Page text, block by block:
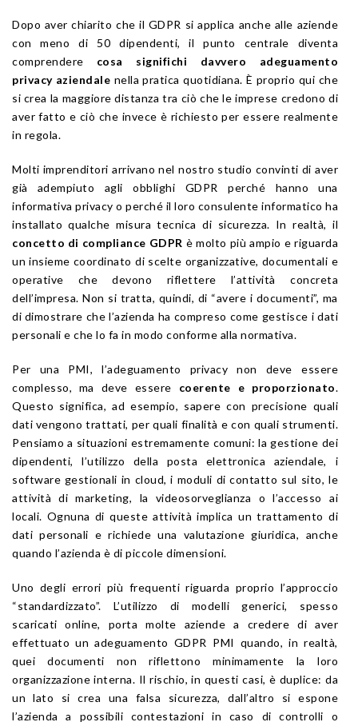
Dopo aver chiarito che il GDPR si applica anche alle aziende
con meno di 50 dipendenti, il punto centrale diventa
comprendere cosa significhi davvero adeguamento
privacy aziendale nella pratica quotidiana. È proprio qui che
si crea la maggiore distanza tra ciò che le imprese credono di
aver fatto e ciò che invece è richiesto per essere realmente
in regola.
Molti imprenditori arrivano nel nostro studio convinti di aver
già adempiuto agli obblighi GDPR perché hanno una
informativa privacy o perché il loro consulente informatico ha
installato qualche misura tecnica di sicurezza. In realtà, il
concetto di compliance GDPR è molto più ampio e riguarda
un insieme coordinato di scelte organizzative, documentali e
operative che devono riflettere l’attività concreta
dell’impresa. Non si tratta, quindi, di “avere i documenti”, ma
di dimostrare che l’azienda ha compreso come gestisce i dati
personali e che lo fa in modo conforme alla normativa.
Per una PMI, l’adeguamento privacy non deve essere
complesso, ma deve essere coerente e proporzionato.
Questo significa, ad esempio, sapere con precisione quali
dati vengono trattati, per quali finalità e con quali strumenti.
Pensiamo a situazioni estremamente comuni: la gestione dei
dipendenti, l’utilizzo della posta elettronica aziendale, i
software gestionali in cloud, i moduli di contatto sul sito, le
attività di marketing, la videosorveglianza o l’accesso ai
locali. Ognuna di queste attività implica un trattamento di
dati personali e richiede una valutazione giuridica, anche
quando l’azienda è di piccole dimensioni.
Uno degli errori più frequenti riguarda proprio l’approccio
“standardizzato”. L’utilizzo di modelli generici, spesso
scaricati online, porta molte aziende a credere di aver
effettuato un adeguamento GDPR PMI quando, in realtà,
quei documenti non riflettono minimamente la loro
organizzazione interna. Il rischio, in questi casi, è duplice: da
un lato si crea una falsa sicurezza, dall’altro si espone
l’azienda a possibili contestazioni in caso di controlli o